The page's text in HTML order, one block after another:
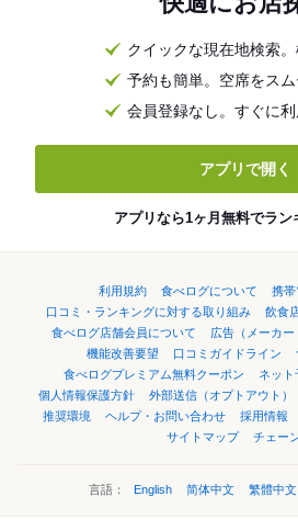
クイックな現在地検索
予約も簡単。空席をス
会員登録なし。すぐに
アプリで開く
アプリなら1ヶ月無料でラン
利用規約 食べログについて
携帯
口コミ・ランキングに対する取り組み
飲食
食べログ店舗会員について
広告（メーカ
機能改善要望
口コミガイドライン
食べログプレミアム無料クーポン
ネット
個人情報保護方針
外部送信（オプトアウト）
推奨環境
ヘルプ・お問い合わせ 採用情報
サイトマップ
チェー
言語： English 简体中文 繁體中文